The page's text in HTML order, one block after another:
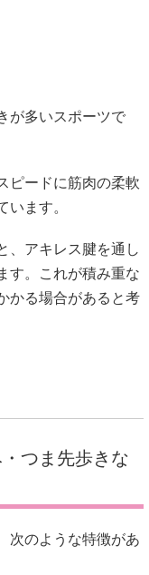
が多いスポーツで
ピードに筋肉の柔軟
います。
、アキレス腱を通し
す。これが積み重な
かる場合があると考
つま先歩きな
次のような特徴があ